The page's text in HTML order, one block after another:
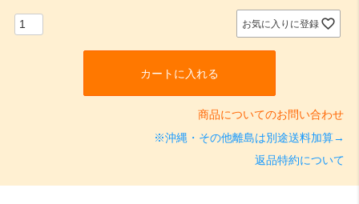
お気に入りに登録
カートに入れる
商品についてのお問い合わせ
※沖縄・その他離島は別途送料加算→
返品特約について